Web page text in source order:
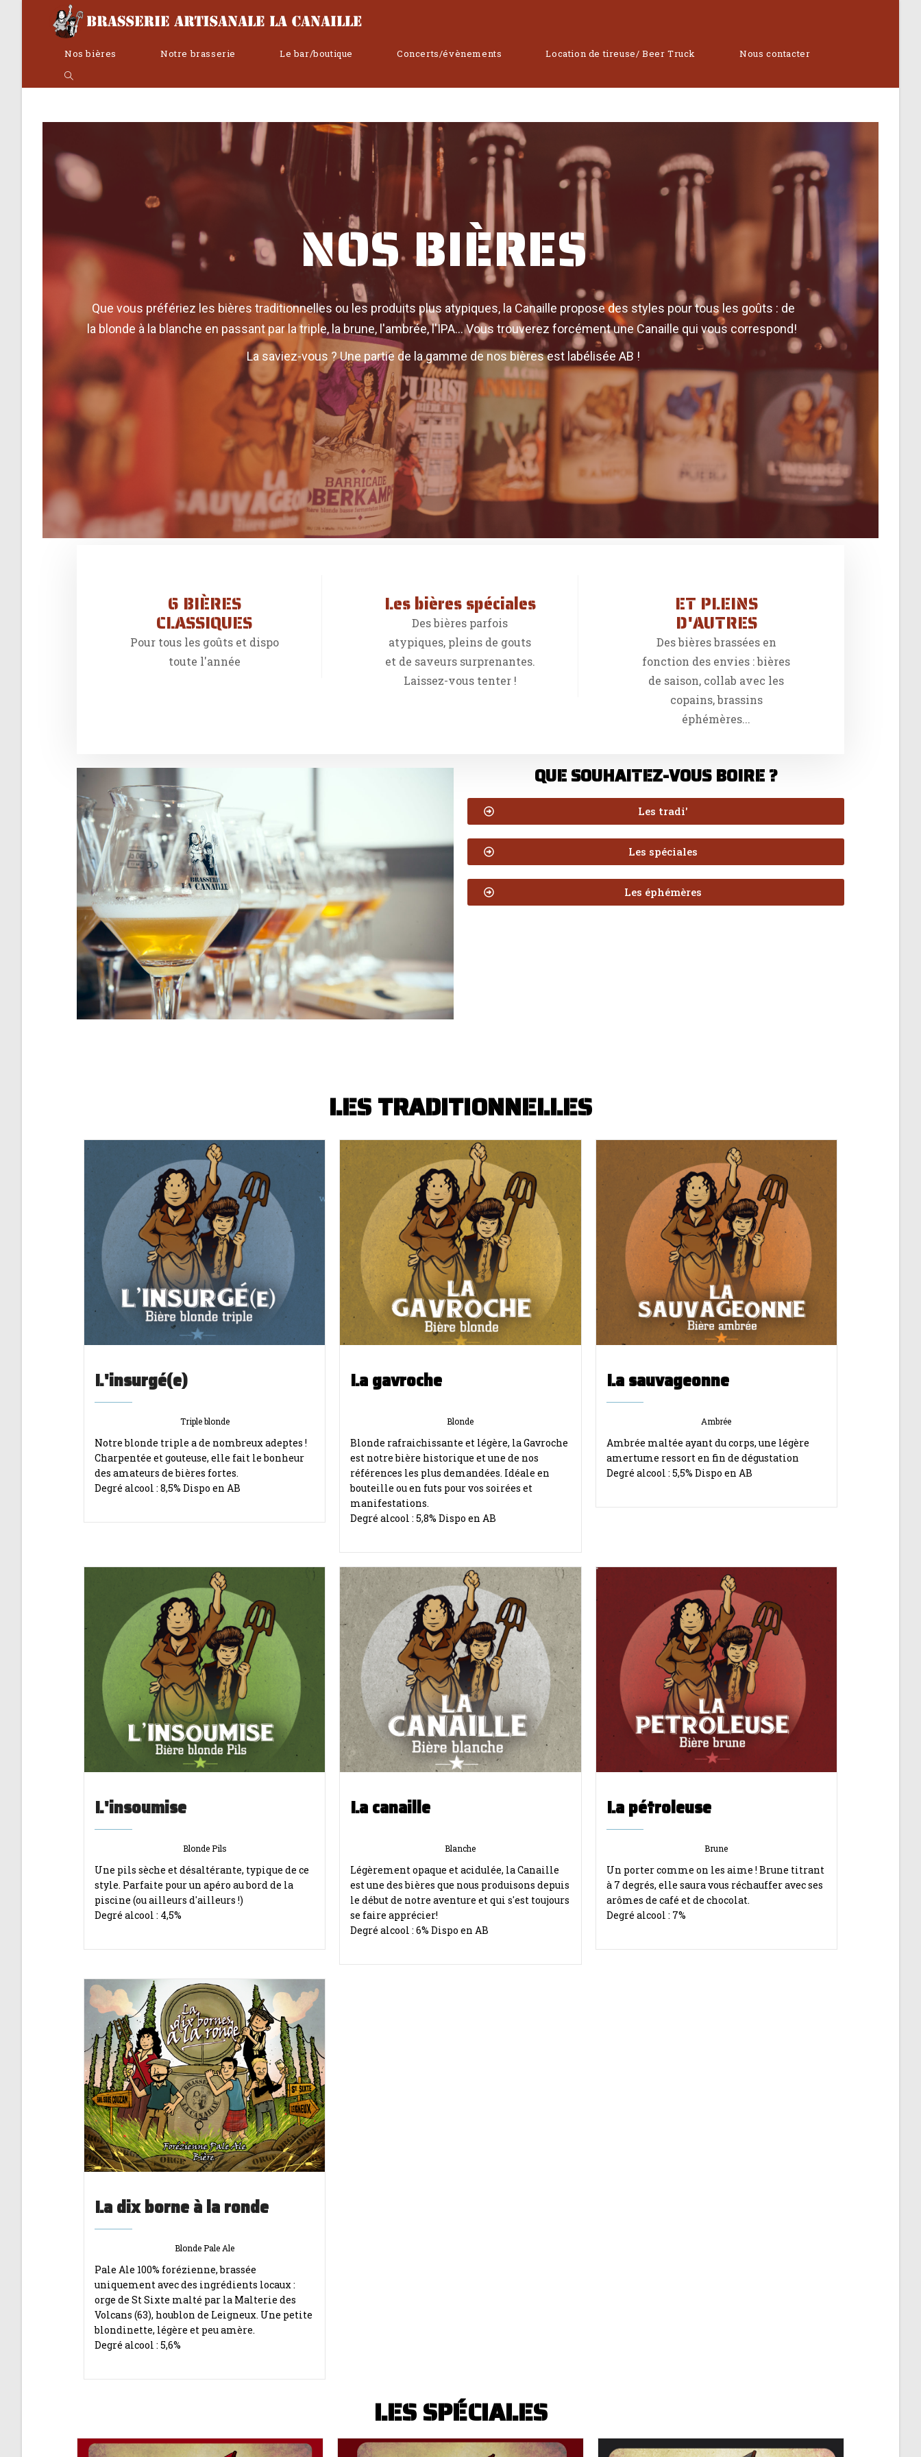
Nos bières Notre brasserie Le bar/boutique Concerts/évènements Location de tireuse/ Beer Truck Nous contacter
NOS BIÈRES
Que vous préfériez les bières traditionnelles ou les produits plus atypiques, la Canaille propose des styles pour tous les goûts : de
la blonde à la blanche en passant par la triple, la brune, l'ambrée, l'IPA... Vous trouverez forcément une Canaille qui vous correspond!
La saviez-vous ? Une partie de la gamme de nos bières est labélisée AB !
6 BIÈRES
CLASSIQUES
Pour tous les goûts et dispo
toute l'année
Les bières spéciales
Des bières parfois
atypiques, pleins de gouts
et de saveurs surprenantes.
Laissez-vous tenter !
ET PLEINS
D'AUTRES
Des bières brassées en
fonction des envies : bières
de saison, collab avec les
copains, brassins
éphémères...
QUE SOUHAITEZ-VOUS BOIRE ?
Les tradi'
Les spéciales
Les éphémères
LES TRADITIONNELLES
L'insurgé(e)
Triple blonde
Notre blonde triple a de nombreux adeptes !
Charpentée et gouteuse, elle fait le bonheur
des amateurs de bières fortes.
Degré alcool : 8,5% Dispo en AB
La gavroche
Blonde
Blonde rafraichissante et légère, la Gavroche
est notre bière historique et une de nos
références les plus demandées. Idéale en
bouteille ou en futs pour vos soirées et
manifestations.
Degré alcool : 5,8% Dispo en AB
La sauvageonne
Ambrée
Ambrée maltée ayant du corps, une légère
amertume ressort en fin de dégustation
Degré alcool : 5,5% Dispo en AB
L'insoumise
Blonde Pils
Une pils sèche et désaltérante, typique de ce
style. Parfaite pour un apéro au bord de la
piscine (ou ailleurs d'ailleurs !)
Degré alcool : 4,5%
La canaille
Blanche
Légèrement opaque et acidulée, la Canaille
est une des bières que nous produisons depuis
le début de notre aventure et qui s'est toujours
se faire apprécier!
Degré alcool : 6% Dispo en AB
La pétroleuse
Brune
Un porter comme on les aime ! Brune titrant
à 7 degrés, elle saura vous réchauffer avec ses
arômes de café et de chocolat.
Degré alcool : 7%
La dix borne à la ronde
Blonde Pale Ale
Pale Ale 100% forézienne, brassée
uniquement avec des ingrédients locaux :
orge de St Sixte malté par la Malterie des
Volcans (63), houblon de Leigneux. Une petite
blondinette, légère et peu amère.
Degré alcool : 5,6%
LES SPÉCIALES